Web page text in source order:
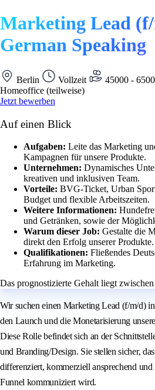
Marketing Lead
German Speaking
Berlin Vollzeit
45000 -
Homeoffice (teilweise)
Jetzt bewerben
Auf einen Blick
Aufgaben: Leite das Marketing
Kampagnen für unsere Produkte.
Unternehmen: Dynamisches
kreativen und inklusiven Team.
Vorteile: BVG-Ticket, Urban
Budget und flexible Arbeitszeiten.
Weitere Informationen:
und Getränken, sowie der
Warum dieser Job: Gestalte die
direkt den Erfolg unserer Produkte.
Qualifikationen: Fließendes
Erfahrung im Marketing.
Das prognostizierte Gehalt liegt
Wir suchen einen Marketing Lead (f/m/d)
den Launch und die Monetarisierung
Diese Rolle befindet sich an der
und Branding/Design. Sie stellen sicher,
differenziert, kommerziell ansprechend und
Funnel kommuniziert wird.